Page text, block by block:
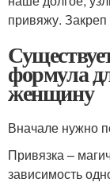
привяжу.
формула
женщину
Вначале нужно
Привязка –
зависимость